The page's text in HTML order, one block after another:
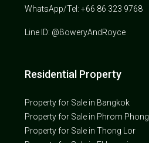
WhatsApp/Tel: +66 86 323 9768
Line ID: @BoweryAndRoyce
Residential Property
Property for Sale in Bangkok
Property for Sale in Phrom Phong
Property for Sale in Thong Lor